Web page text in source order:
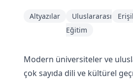
Altyazılar
Uluslararası
Eğitim
Modern üniversiteler ve
çok sayıda dili ve kültürel